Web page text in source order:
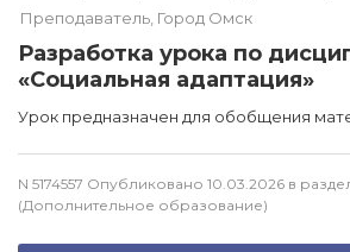
Преподаватель, Город Омск
Разработка урока по
«Социальная адаптация»
Урок предназначен для обобщения
N 5174557 Опубликовано 10.03.2026 в
(Дополнительное образование)